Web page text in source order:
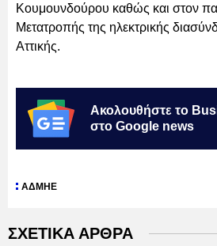
Κουμουνδούρου καθώς και στον
Μετατροπής της ηλεκτρικής
Αττικής.
Ακολουθήστε το
στο Google news
ΑΔΜΗΕ
ΣΧΕΤΙΚΑ ΑΡΘΡΑ